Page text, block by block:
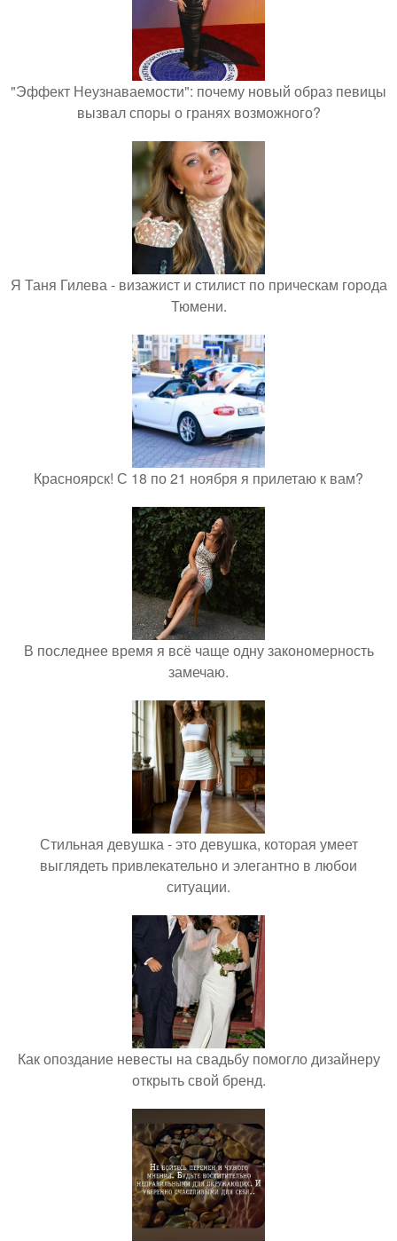
"Эффект Неузнаваемости": почему новый образ певицы
вызвал споры о гранях возможного?
Я Таня Гилева - визажист и стилист по прическам города
Тюмени.
Красноярск! С 18 по 21 ноября я прилетаю к вам?
В последнее время я всё чаще одну закономерность
замечаю.
Стильная девушка - это девушка, которая умеет
выглядеть привлекательно и элегантно в любои
ситуации.
Как опоздание невесты на свадьбу помогло дизайнеру
открыть свой бренд.